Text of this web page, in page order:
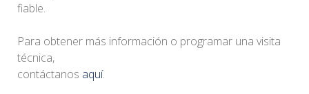
fiable.
Para obtener más información o programar una visita
técnica,
contáctanos aquí.